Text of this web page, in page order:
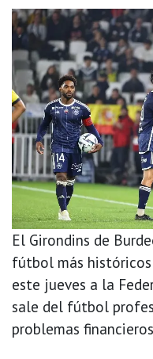
El Girondins de
fútbol más
este jueves a la
sale del fútbol
problemas